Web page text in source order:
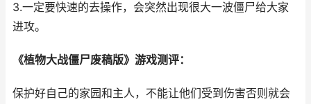
3.一定要快速的去操作，会突然出现很大一波僵尸给大家
进攻。
《植物大战僵尸废稿版》游戏测评：
保护好自己的家园和主人，不能让他们受到伤害否则就会